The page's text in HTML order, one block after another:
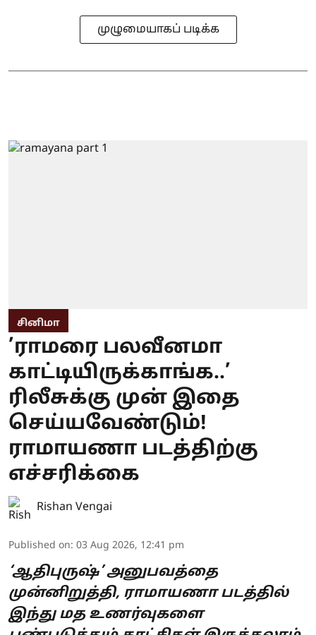
முழுமையாகப் படிக்க
சினிமா
’ராமரை பலவீனமா
காட்டியிருக்காங்க..’
ரிலீசுக்கு முன் இதை
செய்யவேண்டும்!
ராமாயணா படத்திற்கு
எச்சரிக்கை
Rishan Vengai
Published on: 03 Aug 2026, 12:41 pm
‘ஆதிபுருஷ்’ அனுபவத்தை
முன்னிறுத்தி, ராமாயணா படத்தில்
இந்து மத உணர்வுகளை